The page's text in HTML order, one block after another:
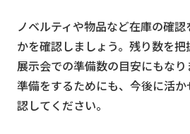
ノベルティや物品など在庫の確
かを確認しましょう。残り数を
展示会での準備数の目安にもな
準備をするためにも、今後に活
認してください。